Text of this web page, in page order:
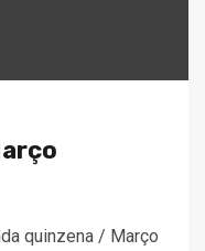
quinzena / Março